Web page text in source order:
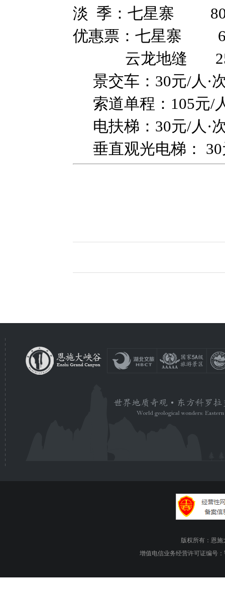
淡 季：七星寨 80
优惠票：七星寨 60
云龙地缝 25元
景交车：30元/人·
索道单程：105元/
电扶梯：30元/人·
垂直观光电梯：
版权所有：恩施
增值电信业务经营许可证编号：